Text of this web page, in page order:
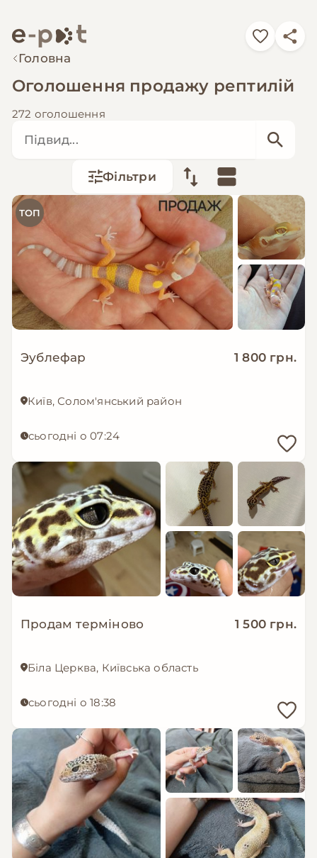
Головна
Оголошення продажу рептилій
272 оголошення
Фільтри
ТОП
Эублефар 1 800 грн.
Київ, Солом'янський район
сьогодні о 07:24
Продам терміново 1 500 грн.
Біла Церква, Київська область
сьогодні о 18:38